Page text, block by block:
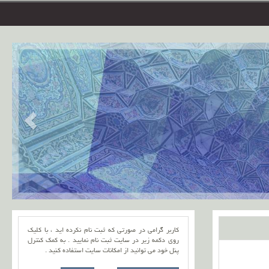
کاربر گرامی در صورتی که ثبت نام نکرده اید ، با کلیک
روی دکمه زیر در سایت ثبت نام نمایید . به کمک کنترل
پنل خود می توانید از امکانات سایت استفاده کنید .